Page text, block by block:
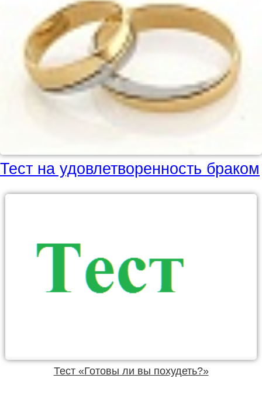
Тест на удовлетворенность браком
Тест «Готовы ли вы похудеть?»